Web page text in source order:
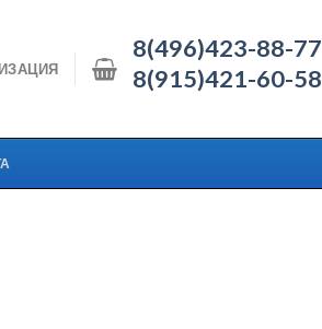
8(496)423-88-77
8(915)421-60-58